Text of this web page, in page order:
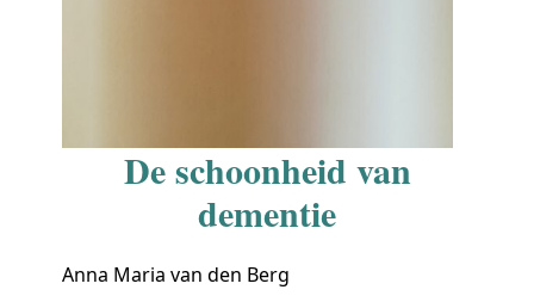
De schoonheid van
dementie
Anna Maria van den Berg